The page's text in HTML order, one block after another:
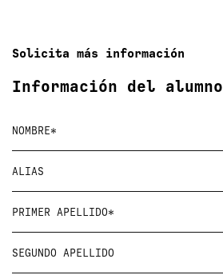
Solicita más información
Información del alumno